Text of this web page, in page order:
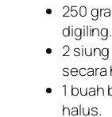
250
digiling.
2
secara
1 buah
halus.